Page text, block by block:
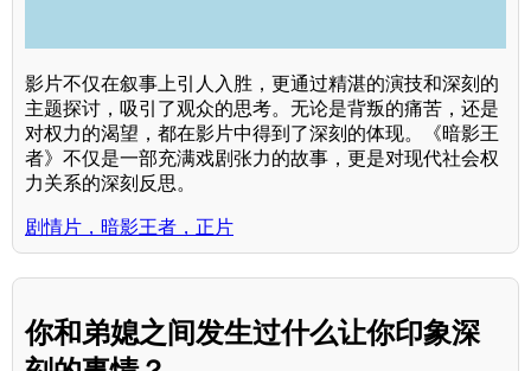
影片不仅在叙事上引人入胜，更通过精湛的演技和深刻的
主题探讨，吸引了观众的思考。无论是背叛的痛苦，还是
对权力的渴望，都在影片中得到了深刻的体现。《暗影王
者》不仅是一部充满戏剧张力的故事，更是对现代社会权
力关系的深刻反思。
剧情片，暗影王者，正片
你和弟媳之间发生过什么让你印象深